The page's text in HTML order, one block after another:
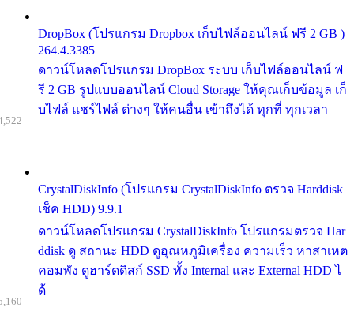
DropBox (โปรแกรม Dropbox เก็บไฟล์ออนไลน์ ฟรี 2 GB )
264.4.3385
ดาวน์โหลดโปรแกรม DropBox ระบบ เก็บไฟล์ออนไลน์ ฟ
รี 2 GB รูปแบบออนไลน์ Cloud Storage ให้คุณเก็บข้อมูล เก็
บไฟล์ แชร์ไฟล์ ต่างๆ ให้คนอื่น เข้าถึงได้ ทุกที่ ทุกเวลา
CrystalDiskInfo (โปรแกรม CrystalDiskInfo ตรวจ Harddisk
เช็ค HDD) 9.9.1
ดาวน์โหลดโปรแกรม CrystalDiskInfo โปรแกรมตรวจ Har
ddisk ดู สถานะ HDD ดูอุณหภูมิเครื่อง ความเร็ว หาสาเหต
คอมพัง ดูฮาร์ดดิสก์ SSD ทั้ง Internal และ External HDD ไ
ด้